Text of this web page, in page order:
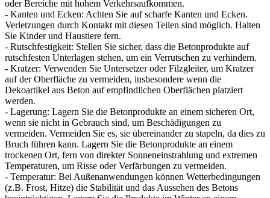
oder Bereiche mit hohem Verkehrsaufkommen.
- Kanten und Ecken: Achten Sie auf scharfe Kanten und Ecken.
Verletzungen durch Kontakt mit diesen Teilen sind möglich. Halten
Sie Kinder und Haustiere fern.
- Rutschfestigkeit: Stellen Sie sicher, dass die Betonprodukte auf
rutschfesten Unterlagen stehen, um ein Verrutschen zu verhindern.
- Kratzer: Verwenden Sie Untersetzer oder Filzgleiter, um Kratzer
auf der Oberfläche zu vermeiden, insbesondere wenn die
Dekoartikel aus Beton auf empfindlichen Oberflächen platziert
werden.
- Lagerung: Lagern Sie die Betonprodukte an einem sicheren Ort,
wenn sie nicht in Gebrauch sind, um Beschädigungen zu
vermeiden. Vermeiden Sie es, sie übereinander zu stapeln, da dies zu
Bruch führen kann. Lagern Sie die Betonprodukte an einem
trockenen Ort, fern von direkter Sonneneinstrahlung und extremen
Temperaturen, um Risse oder Verfärbungen zu vermeiden.
- Temperatur: Bei Außenanwendungen können Wetterbedingungen
(z.B. Frost, Hitze) die Stabilität und das Aussehen des Betons